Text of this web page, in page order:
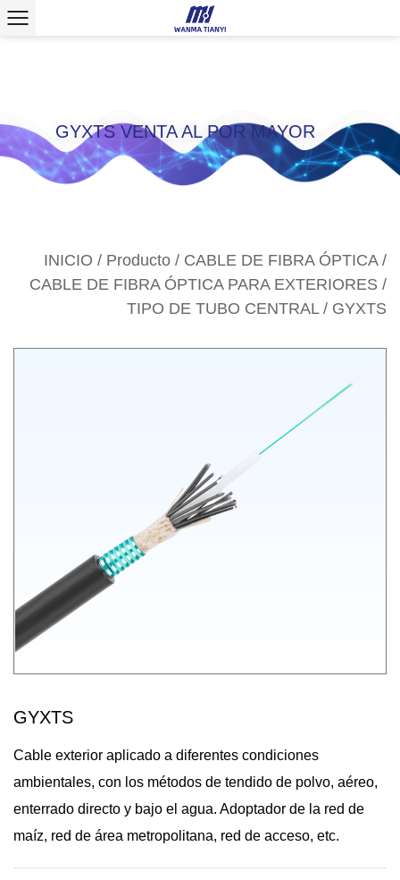
GYXTS VENTA AL POR MAYOR
INICIO / Producto / CABLE DE FIBRA ÓPTICA/
CABLE DE FIBRA ÓPTICA PARA EXTERIORES /
TIPO DE TUBO CENTRAL/ GYXTS
GYXTS
Cable exterior aplicado a diferentes condiciones
ambientales, con los métodos de tendido de polvo, aéreo,
enterrado directo y bajo el agua. Adoptador de la red de
maíz, red de área metropolitana, red de acceso, etc.